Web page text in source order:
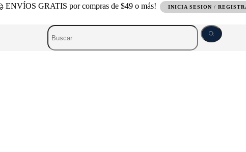
ENVÍOS GRATIS por compras de $49 o más! INICIA SESION /